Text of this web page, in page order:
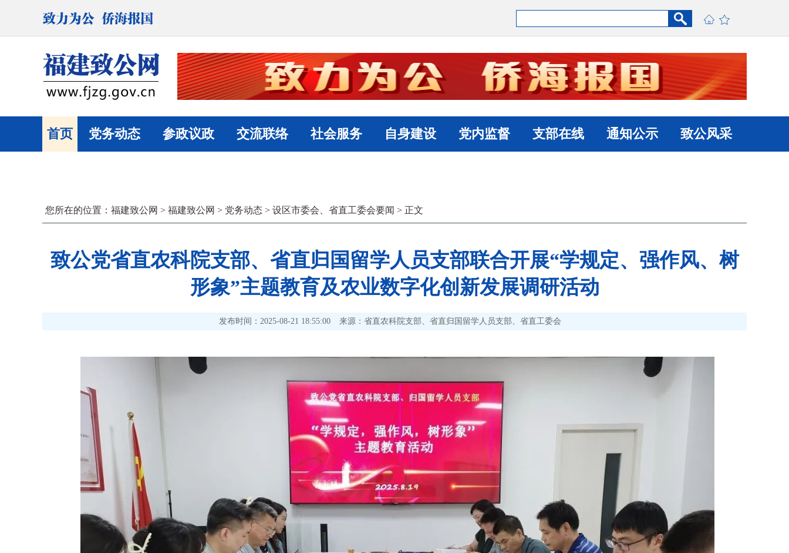
首页 党务动态 参政议政 交流联络 社会服务 自身建设 党内监督 支部在线 通知公示 致公风采
您所在的位置： 福建致公网 > 福建致公网 > 党务动态 > 设区市委会、省直工委会要闻 > 正文
致公党省直农科院支部、省直归国留学人员支部联合开展“学规定、强作风、树
形象”主题教育及农业数字化创新发展调研活动
发布时间：2025-08-21 18:55:00 来源：省直农科院支部、省直归国留学人员支部、省直工委会